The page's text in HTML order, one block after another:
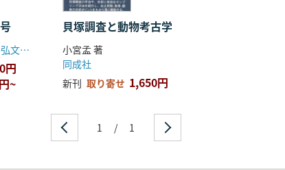
PERIOD
をご覧いただけます
日本考古学協会(吉川弘文館)
円
~
貝塚調査と動物考古学
小宮孟 著
同成社
新刊 取り寄せ 1,650円
1 / 1